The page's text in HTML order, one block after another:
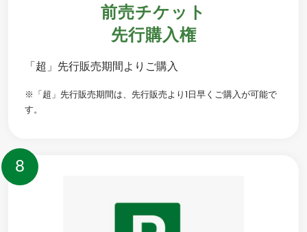
前売チケット
先行購入権
「超」先行販売期間よりご購入
※「超」先行販売期間は、先行販売より1日早くご購入が可能で
す。
8